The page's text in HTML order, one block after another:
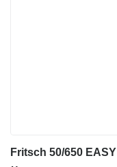
Fritsch 50/650 EASY